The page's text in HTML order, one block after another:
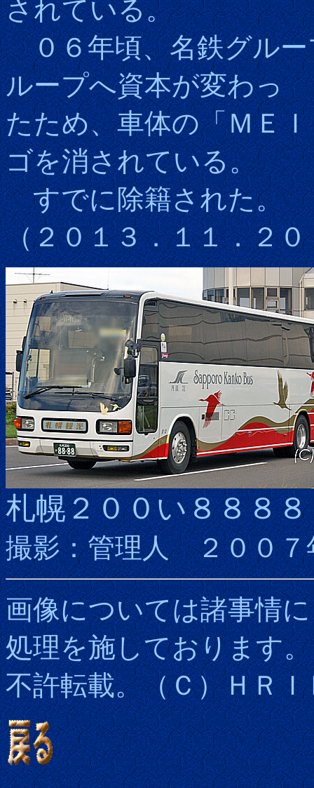
されている。
０６年頃、名鉄グルー
ループへ資本が変わっ
たため、車体の「ＭＥ
ゴを消されている。
すでに除籍された。
（２０１３．１１．２
札幌２００い８８８８
撮影：管理人 ２００
画像については諸事情
処理を施しております。
不許転載。（Ｃ）ＨＲＩ